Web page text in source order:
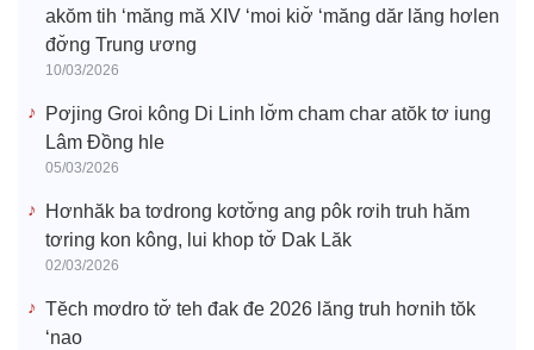
akŏm tih ‘măng mă XIV ‘moi kiơ̆ ‘măng dăr lăng hơlen
đơ̆ng Trung ương
10/03/2026
Pơjing Groi kông Di Linh lơ̆m cham char atŏk tơ iung
Lâm Đồng hle
05/03/2026
Hơnhăk ba tơdrong kơtơ̆ng ang pôk rơih truh hăm
tơring kon kông, lui khop tơ̆ Dak Lăk
02/03/2026
Tĕch mơdro tơ̆ teh đak đe 2026 lăng truh hơnih tŏk
‘nao